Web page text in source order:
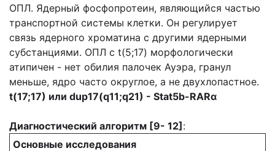
ОПЛ. Ядерный фосфопротеин, являющийся частью
транспортной системы клетки. Он регулирует
связь ядерного хроматина с другими ядерными
субстанциями. ОПЛ с t(5;17) морфологически
атипичен - нет обилия палочек Ауэра, гранул
меньше, ядро часто округлое, а не двухлопастное.
t(17;17) или dup17(q11;q21) - Stat5b-RARα
Диагностический алгоритм [9- 12] :
Основные исследования